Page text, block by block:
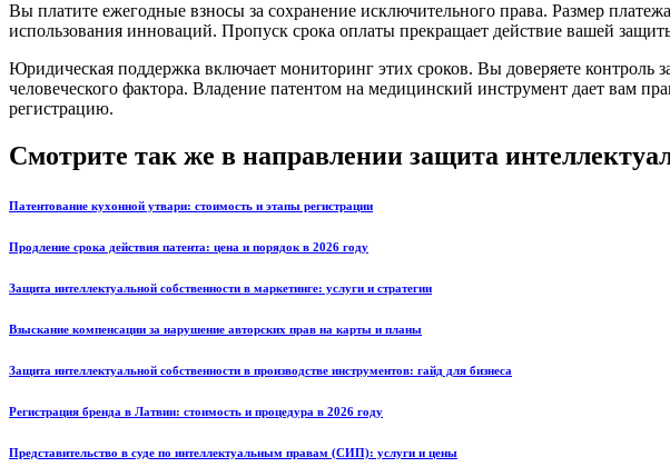
Вы платите ежегодные взносы за сохранение исключительного права. Размер
использования инноваций. Пропуск срока оплаты прекращает действие вашей
Юридическая поддержка включает мониторинг этих сроков. Вы доверяете контроль
человеческого фактора. Владение патентом на медицинский инструмент дает вам
регистрацию.
Смотрите так же в направлении защита
Патентование кухонной утвари: стоимость и этапы регистрации
Продление срока действия патента: цена и порядок в 2026 году
Защита интеллектуальной собственности в маркетинге: услуги и стратегии
Взыскание компенсации за нарушение авторских прав на карты и планы
Защита интеллектуальной собственности в производстве инструментов: гайд для бизнеса
Регистрация бренда в Латвии: стоимость и процедура в 2026 году
Представительство в суде по интеллектуальным правам (СИП): услуги и цены